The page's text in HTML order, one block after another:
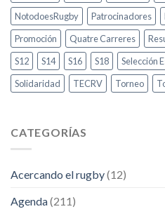
NotodoesRugby
Patrocinadores
Promoción
Quatre Carreres
S12
S14 S16 S18 Selección
Solidaridad
TECRV Torneo
CATEGORÍAS
Acercando el rugby(12)
Agenda(211)